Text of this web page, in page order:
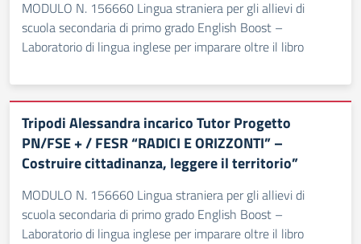
MODULO N. 156660 Lingua straniera per gli allievi di
scuola secondaria di primo grado English Boost –
Laboratorio di lingua inglese per imparare oltre il libro
Tripodi Alessandra incarico Tutor Progetto
PN/FSE + / FESR “RADICI E ORIZZONTI” –
Costruire cittadinanza, leggere il territorio”
MODULO N. 156660 Lingua straniera per gli allievi di
scuola secondaria di primo grado English Boost –
Laboratorio di lingua inglese per imparare oltre il libro